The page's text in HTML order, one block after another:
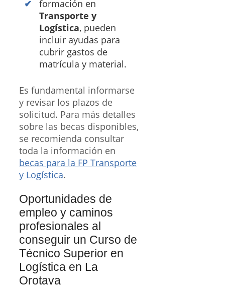
formación en
Transporte y
Logística, pueden
incluir ayudas para
cubrir gastos de
matrícula y material.
Es fundamental informarse
y revisar los plazos de
solicitud. Para más detalles
sobre las becas disponibles,
se recomienda consultar
toda la información en
becas para la FP Transporte
y Logística.
Oportunidades de
empleo y caminos
profesionales al
conseguir un Curso de
Técnico Superior en
Logística en La
Orotava